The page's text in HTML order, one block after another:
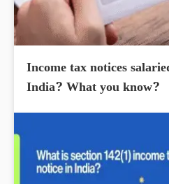
Income tax notices
India? What you know?